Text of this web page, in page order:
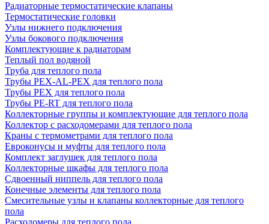
Радиаторные термостатические клапаны
Термостатические головки
Узлы нижнего подключения
Узлы бокового подключения
Комплектующие к радиаторам
Теплый пол водяной
Труба для теплого пола
Трубы PEX-AL-PEX для теплого пола
Трубы PEX для теплого пола
Трубы PE-RT для теплого пола
Коллекторные группы и комплектующие для теплого пола
Коллектор с расходомерами для теплого пола
Краны с термометрами для теплого пола
Евроконусы и муфты для теплого пола
Комплект заглушек для теплого пола
Коллекторные шкафы для теплого пола
Сдвоенный ниппель для теплого пола
Конечные элементы для теплого пола
Смесительные узлы и клапаны коллекторные для теплого
пола
Расходомеры для теплого пола